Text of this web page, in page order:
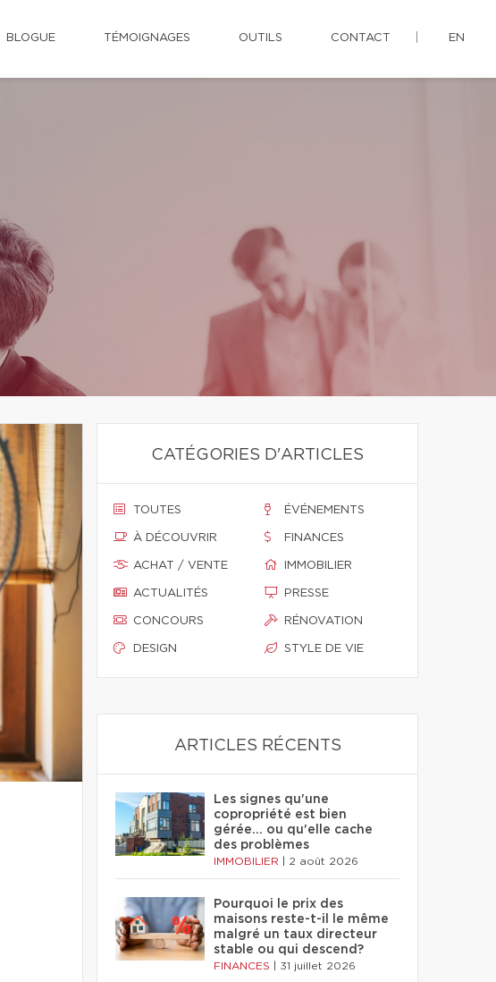
BLOGUE TÉMOIGNAGES OUTILS CONTACT EN
CATÉGORIES D'ARTICLES
TOUTES
À DÉCOUVRIR
ACHAT / VENTE
ACTUALITÉS
CONCOURS
DESIGN
ÉVÉNEMENTS
FINANCES
IMMOBILIER
PRESSE
RÉNOVATION
STYLE DE VIE
ARTICLES RÉCENTS
Les signes qu'une
copropriété est bien
gérée… ou qu'elle cache
des problèmes
IMMOBILIER 2 août 2026
Pourquoi le prix des
maisons reste-t-il le même
malgré un taux directeur
stable ou qui descend?
FINANCES 31 juillet 2026